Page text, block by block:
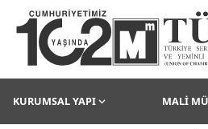
KURUMSAL YAPI MALİ